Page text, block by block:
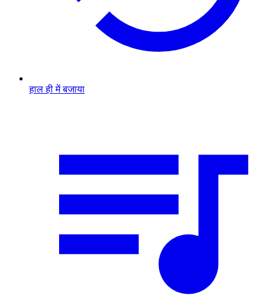
हाल ही में बजाया